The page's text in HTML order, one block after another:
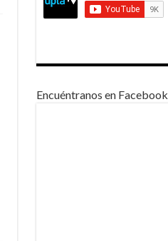
Encuéntranos en Facebook